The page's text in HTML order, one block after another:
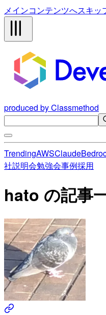
メインコンテンツへスキッ
produced by Classmethod
TrendingAWSClaude
社説明会勉強会事例採用
hato の記事